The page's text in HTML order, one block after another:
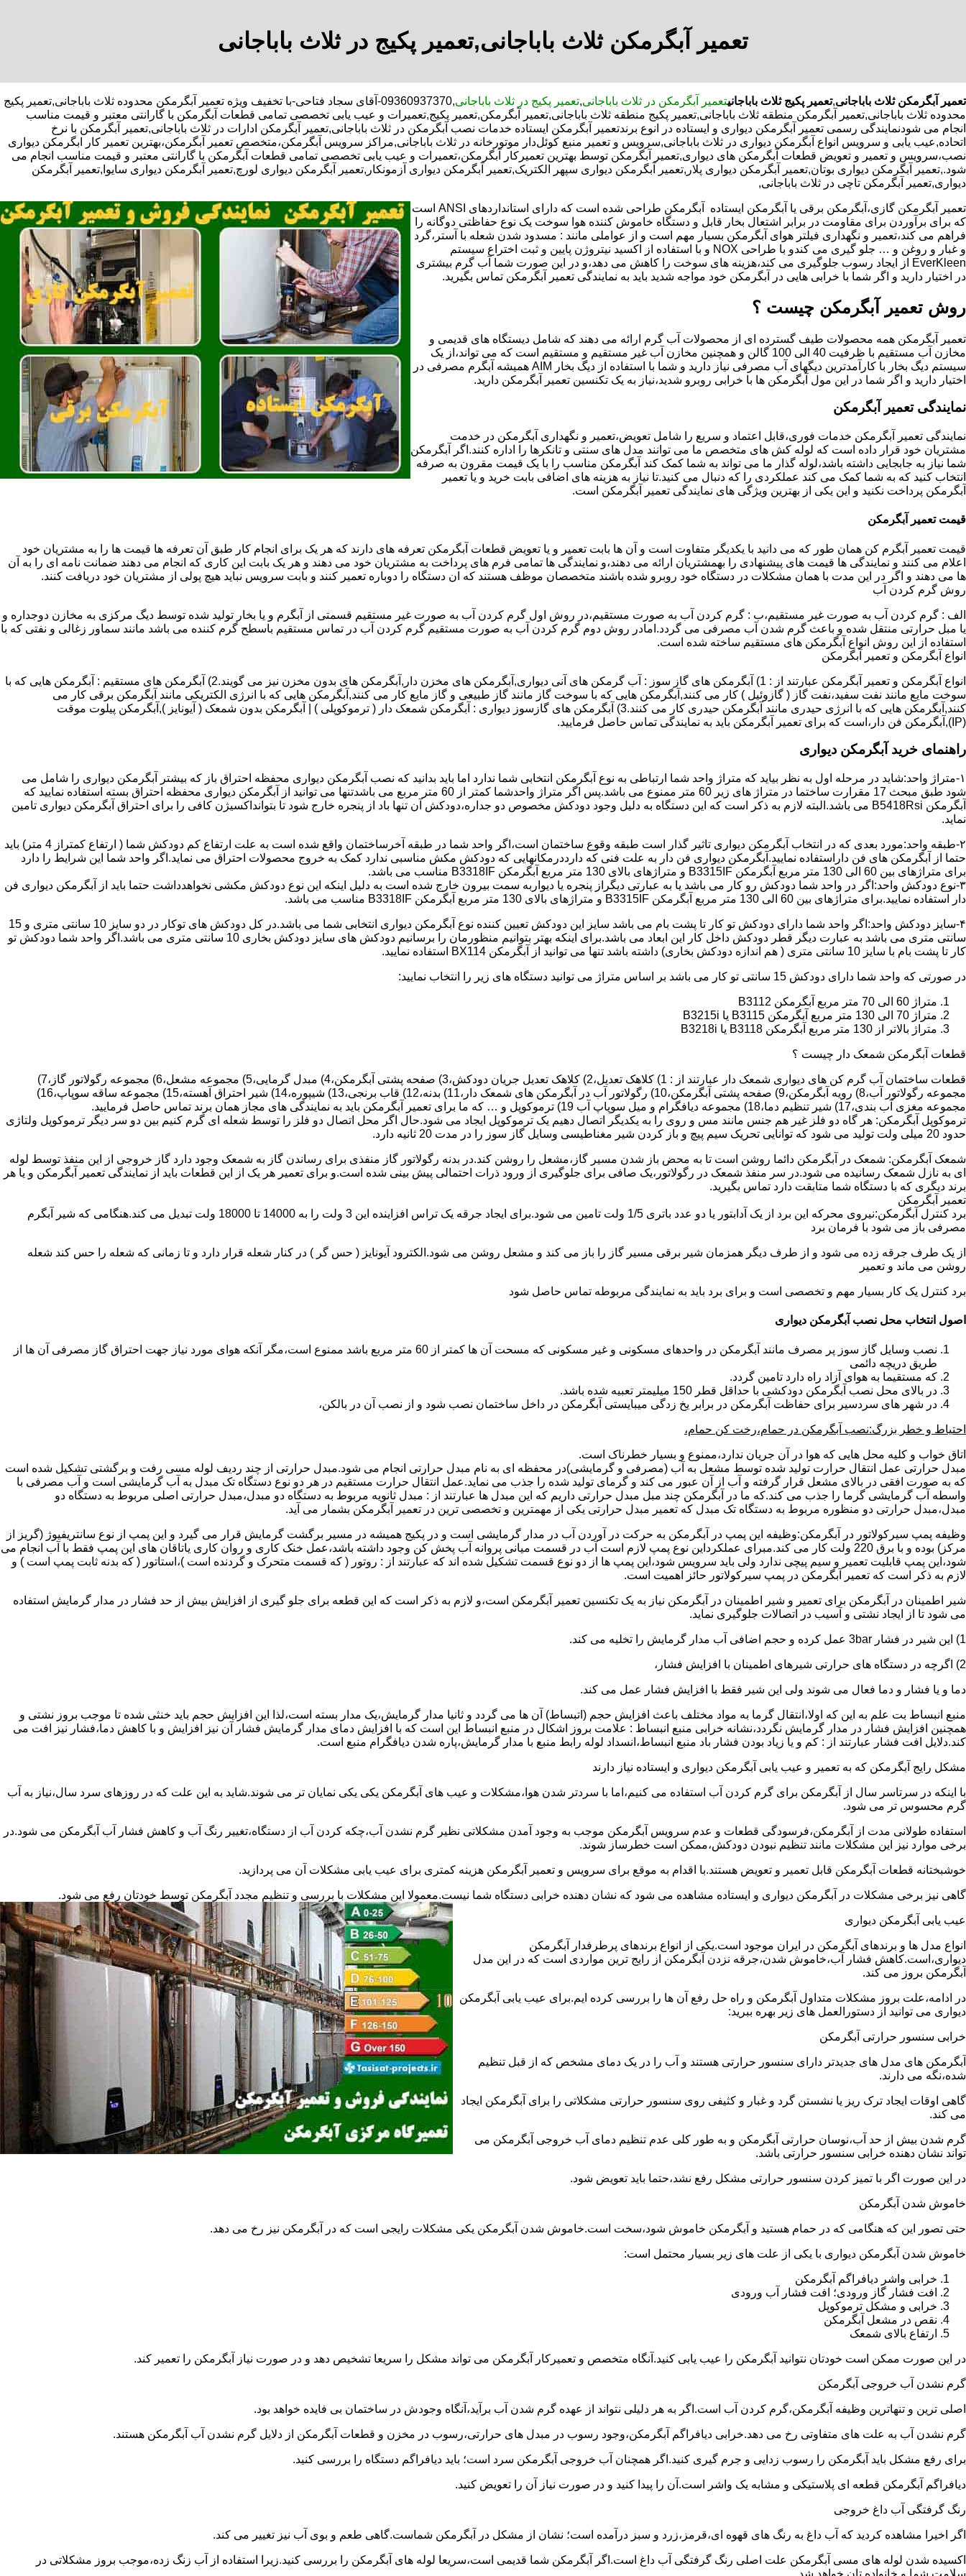
تعمیر آبگرمکن ثلاث باباجانی,تعمیر پکیج در ثلاث باباجانی
تعمیر آبگرمکن ثلاث باباجانی,تعمیر پکیج ثلاث باباجانیتعمیر آبگرمکن در ثلاث باباجانی,تعمیر پکیج در ثلاث باباجانی
,09360937370-آقای سجاد فتاحی-با تخفیف ویژه تعمیر آبگرمکن محدوده ثلاث باباجانی,تعمیر پکیج
محدوده ثلاث باباجانی,تعمیر آبگرمکن منطقه ثلاث باباجانی,تعمیر پکیج منطقه ثلاث باباجانی,تعمیر آبگرمکن,تعمیر پکیج,تعمیرات و عیب یابی تخصصی تمامی قطعات آبگرمکن با گارانتی معتبر و قیمت مناسب
انجام می شودنمایندگی رسمی تعمیر آبگرمکن دیواری و ایستاده در انوع برندتعمیر آبگرمکن ایستاده خدمات نصب آبگرمکن در ثلاث باباجانی,تعمیر آبگرمکن ادارات در ثلاث باباجانی,تعمیر آبگرمکن با نرخ
اتحاده,عیب یابی و سرویس انواع آبگرمکن دیواری در ثلاث باباجانی,سرویس و تعمیر منبع کوئل‌دار موتورخانه در ثلاث باباجانی,مراکز سرویس آبگرمکن،متخصص تعمیر آبگرمکن،بهترین تعمیر کار ابگرمکن دیواری
نصب،سرویس و تعمیر و تعویض قطعات آبگرمکن های دیواری,تعمیر آبگرمکن توسط بهترین تعمیرکار آبگرمکن،تعمیرات و عیب یابی تخصصی تمامی قطعات آبگرمکن با گارانتی معتبر و قیمت مناسب انجام می
شود.,تعمیر آبگرمکن دیواری بوتان,تعمیر آبگرمکن دیواری پلار,تعمیر آبگرمکن دیواری سپهر الکتریک,تعمیر آبگرمکن دیواری آزمونکار,تعمیر آبگرمکن دیواری لورچ,تعمیر آبگرمکن دیواری سایوا,تعمیر آبگرمکن
دیواری,تعمیر آبگرمکن تاچی در ثلاث باباجانی,
تعمیر آبگرمکن گازی،آبگرمکن برقی یا آبگرمکن ایستاده ​ آبگرمکن طراحی شده است که دارای استانداردهای ANSI است
که برای برآوردن برای مقاومت در برابر اشتعال بخار قابل و دستگاه خاموش کننده هوا سوخت یک نوع حفاظتی دوگانه را
فراهم می کند،تعمیر و نگهداری فیلتر هوای آبگرمکن بسیار مهم است و از عواملی مانند : مسدود شدن شعله با آستر،گرد
و غبار و روغن و … جلو گیری می کندو با طراحی NOX و با استفاده از اکسید نیتروژن پایین و ثبت اختراع سیستم
EverKleen از ایجاد رسوب جلوگیری می کند،هزینه های سوخت را کاهش می دهد،و در این صورت شما آب گرم بیشتری
در اختیار دارید و اگر شما با خرابی هایی در آبگرمکن خود مواجه شدید باید به نمایندگی تعمیر آبگرمکن تماس بگیرید.
روش تعمیر آبگرمکن چیست ؟
تعمیر آبگرمکن همه محصولات طیف گسترده ای از محصولات آب گرم ارائه می دهند که شامل دیستگاه های قدیمی و
مخازن آب مستقیم با ظرفیت 40 الی 100 گالن و همچنین مخازن آب غیر مستقیم و مستقیم است که می تواند،از یک
سیستم دیگ بخار با کارآمدترین دیگهای آب مصرفی نیاز دارید و شما با استفاده از دیگ بخار AIM همیشه آبگرم مصرفی در
اختیار دارید و اگر شما در این مول آبگرمکن ها با خرابی روبرو شدید،نیاز به یک تکنسین تعمیر آبگرمکن دارید.
نمایندگی تعمیر آبگرمکن
نمایندگی تعمیر آبگرمکن خدمات فوری،قابل اعتماد و سریع را شامل تعویض،تعمیر و نگهداری آبگرمکن در خدمت
مشتریان خود قرار داده است که لوله کش های متخصص ما می توانند مدل های سنتی و تانکرها را اداره کنند.اگر آبگرمکن
شما نیاز به جابجایی داشته باشد،لوله گذار ما می تواند به شما کمک کند آبگرمکن مناسب را با یک قیمت مقرون به صرفه
انتخاب کنید که به شما کمک می کند عملکردی را که دنبال می کنید.تا نیاز به هزینه های اضافی بابت خرید و یا تعمیر
آبگرمکن پرداخت نکنید و این یکی از بهترین ویژگی های نمایندگی تعمیر آبگرمکن است.
قیمت تعمیر آبگرمکن
قیمت تعمیر آبگرم کن همان طور که می دانید با یکدیگر متفاوت است و آن ها بابت تعمیر و یا تعویض قطعات آبگرمکن تعرفه های دارند که هر یک برای انجام کار طبق آن تعرفه ها قیمت ها را به مشتریان خود
اعلام می کنند و نمایندگی ها قیمت های پیشنهادی را بهمشتریان ارائه می دهند،و نمایندگی ها تمامی فرم های پرداخت به مشتریان خود می دهند و هر یک بابت این کاری که انجام می دهند ضمانت نامه ای را به آن
ها می دهند و اگر در این مدت با همان مشکلات در دستگاه خود روبرو شده باشند متخصصان موظف هستند که ان دستگاه را دوباره تعمیر کنند و بابت سرویس نباید هیچ پولی از مشتریان خود دریافت کنند.
روش گرم کردن آب
الف : گرم کردن آب به صورت غیر مستقیم،ب : گرم کردن آب به صورت مستقیم،در روش اول گرم کردن آب به صورت غیر مستقیم قسمتی از آبگرم و یا بخار تولید شده توسط دیگ مرکزی به مخازن دوجداره و
یا مبل حرارتی منتقل شده و باعث گرم شدن آب مصرفی می گردد.امادر روش دوم گرم کردن آب به صورت مستقیم گرم کردن آب در تماس مستقیم باسطح گرم کننده می باشد مانند سماور زغالی و نفتی که با
استفاده از این روش انواع آبگرمکن های مستقیم ساخته شده است.
انواع آبگرمکن و تعمیر آبگرمکن
انواع آبگرمکن و تعمیر آبگرمکن عبارتند از : 1) آبگرمکن های گاز سوز : آب گرمکن های آنی دیواری,آبگرمکن های مخزن دار,آبگرمکن های بدون مخزن نیز می گویند.2) آبگرمکن های مستقیم : آبگرمکن هایی که با
سوخت مایع مانند نفت سفید،نفت گاز ( گازوئیل ) کار می کنند,آبگرمکن هایی که با سوخت گاز مانند گاز طبیعی و گاز مایع کار می کنند,آبگرمکن هایی که با انرژی الکتریکی مانند آبگرمکن برقی کار می
کنند,آبگرمکن هایی که با انرژی حیدری مانند آبگرمکن حیدری کار می کنند.3) آبگرمکن های گازسوز دیواری : آبگرمکن شمعک دار ( ترموکوپلی ) | آبگرمکن بدون شمعک ( آیونایز ),آبگرمکن پیلوت موقت
(IP),آبگرمکن فن دار،است که برای تعمیر آبگرمکن باید به نمایندگی تماس حاصل فرمایید.
راهنمای خرید آبگرمکن دیواری
۱-متراژ واحد:شاید در مرحله اول به نظر بیاید که متراژ واحد شما ارتباطی به نوع آبگرمکن انتخابی شما ندارد اما باید بدانید که نصب آبگرمکن دیواری محفظه احتراق باز که بیشتر آبگرمکن دیواری را شامل می
شود طبق مبحث 17 مقرارت ساختما در متراژ های زیر 60 متر ممنوع می باشد.پس اگر متراژ واحدشما کمتر از 60 متر مربع می باشدتنها می توانید از آبگرمکن دیواری محفظه احتراق بسته استفاده نمایید که
آبگرمکن B5418Rsi می باشد.البته لازم به ذکر است که این دستگاه به دلیل وجود دودکش مخصوص دو جداره،دودکش آن تنها باد از پنجره خارج شود تا بتوانداکسیژن کافی را برای احتراق آبگرمکن دیواری تامین
نماید.
۲-طبقه واحد:مورد بعدی که در انتخاب آبگرمکن دیواری تاثیر گذار است طبقه وقوع ساختمان است،اگر واحد شما در طبقه آخرساختمان واقع شده است به علت ارتفاع کم دودکش شما ( ارتفاع کمتراز 4 متر) باید
حتما از آبگرمکن های فن داراستفاده نمایید.آبگرمکن دیواری فن دار به علت فنی که دارددرمکانهایی که دودکش مکش مناسبی ندارد کمک به خروج محصولات احتراق می نماید.اگر واحد شما این شرایط را دارد
برای متراژهای بین 60 الی 130 متر مربع آبگرمکن B3315IF و متراژهای بالای 130 متر مربع آبگرمکن B3318IF مناسب می باشد.
۳-نوع دودکش واحد:اگر در واحد شما دودکش رو کار می باشد یا به عبارتی دیگراز پنجره یا دیواربه سمت بیرون خارج شده است به دلیل اینکه این نوع دودکش مکشی نخواهدداشت حتما باید از آبگرمکن دیواری فن
دار استفاده نمایید.برای متراژهای بین 60 الی 130 متر مربع آبگرمکن B3315IF و متراژهای بالای 130 متر مربع آبگرمکن B3318IF مناسب می باشد.
۴-سایز دودکش واحد:اگر واحد شما دارای دودکش تو کار تا پشت بام می باشد سایز این دودکش تعیین کننده نوع آبگرمکن دیواری انتخابی شما می باشد.در کل دودکش های توکار در دو سایز 10 سانتی متری و 15
سانتی متری می باشد به عبارت دیگر قطر دودکش داخل کار این ابعاد می باشد.برای اینکه بهتر بتوانیم منظورمان را برسانیم دودکش های سایز دودکش بخاری 10 سانتی متری می باشد.اگر واحد شما دودکش تو
کار تا پشت بام با سایز 10 سانتی متری ( هم اندازه دودکش بخاری) داشته باشد تنها می توانید از آبگرمکن BX114 استفاده نمایید.
در صورتی که واحد شما دارای دودکش 15 سانتی تو کار می باشد بر اساس متراژ می توانید دستگاه های زیر را انتخاب نمایید:
متراژ 60 الی 70 متر مربع آبگرمکن B3112
متراژ 70 الی 130 متر مربع آبگرمکن B3115 یا B3215i
متراژ بالاتر از 130 متر مربع آبگرمکن B3118 یا B3218i
قطعات آبگرمکن شمعک دار چیست ؟
قطعات ساختمان آب گرم کن های دیواری شمعک دار عبارتند از : 1) کلاهک تعدیل،2) کلاهک تعدیل جریان دودکش،3) صفحه پشتی آبگرمکن،4) مبدل گرمایی،5) مجموعه مشعل،6) مجموعه رگولاتور گاز،7)
مجموعه رگولاتور آب،8) رویه آبگرمکن،9) صفحه پشتی آبگرمکن،10) رگولاتور آب در آبگرمکن های شمعک دار،11) بدنه،12) قاب برنجی،13) شیپوره،14) شیر احتراق آهسته،15) مجموعه ساقه سوپاپ،16)
مجموعه مغزی آب بندی،17) شیر تنظیم دما،18) مجموعه دیافگرام و میل سوپاپ آب 19) ترموکوپل و … که ما برای تعمیر آبگرمکن باید به نمایندگی های مجاز همان برند تماس حاصل فرمایید.
ترموکوپل آبگرمکن: هر گاه دو فلز غیر هم جنس مانند مس و روی را به یکدیگر اتصال دهیم یک ترموکوپل ایجاد می شود.حال اگر محل اتصال دو فلز را توسط شعله ای گرم کنیم بین دو سر دیگر ترموکوپل ولتاژی
حدود 20 میلی ولت تولید می شود که توانایی تحریک سیم پیچ و باز کردن شیر مغناطیسی وسایل گاز سوز را در مدت 20 ثانیه دارد.
شمعک آبگرمکن: شمعک در آبگرمکن دائما روشن است تا به محض باز شدن مسیر گاز،مشعل را روشن کند.در بدنه رگولاتور گاز منفذی برای رساندن گاز به شمعک وجود دارد گاز خروجی از این منفذ توسط لوله
ای به نازل شمعک رسانیده می شود.در سر منفذ شمعک در رگولاتور،یک صافی برای جلوگیری از ورود ذرات احتمالی پیش بینی شده است.و برای تعمیر هر یک از این قطعات باید از نمایندگی تعمیر آبگرمکن و یا هر
برند دیگری که با دستگاه شما متابقت دارد تماس بگیرید.
تعمیر آبگرمکن
برد کنترل آبگرمکن:نیروی محرکه این برد از یک آدابتور یا دو عدد باتری 1/5 ولت تامین می شود.برای ایجاد جرقه یک تراس افزاینده این 3 ولت را به 14000 تا 18000 ولت تبدیل می کند.هنگامی که شیر آبگرم
مصرفی باز می شود با فرمان برد
از یک طرف جرقه زده می شود و از طرف دیگر همزمان شیر برقی مسیر گاز را باز می کند و مشعل روشن می شود.الکترود آیونایز ( حس گر ) در کنار شعله قرار دارد و تا زمانی که شعله را حس کند شعله
روشن می ماند و تعمیر
برد کنترل یک کار بسیار مهم و تخصصی است و برای برد باید به نمایندگی مربوطه تماس حاصل شود
اصول انتخاب محل نصب آبگرمکن دیواری
نصب وسایل گاز سوز پر مصرف مانند آبگرمکن در واحدهای مسکونی و غیر مسکونی که مسحت آن ها کمتر از 60 متر مربع باشد ممنوع است،مگر آنکه هوای مورد نیاز جهت احتراق گاز مصرفی آن ها از
طریق دریچه دائمی
که مستقیما به هوای آزاد راه دارد تامین گردد.
در بالای محل نصب آبگرمکن دودکشی با حداقل قطر 150 میلیمتر تعبیه شده باشد.
در شهر های سردسیر برای حفاظت آبگرمکن در برابر یخ زدگی میبایستی آبگرمکن در داخل ساختمان نصب شود و از نصب آن در بالکن،
احتیاط و خطر بزرگ:نصب آبگرمکن در حمام،رخت کن حمام،
اتاق خواب و کلیه محل هایی که هوا در آن جریان ندارد،ممنوع و بسیار خطرناک است.
مبدل حرارتی عمل انتقال حرارت تولید شده توسط مشعل به آب (مصرفی و گرمایشی)در محفظه ای به نام مبدل حرارتی انجام می شود.مبدل حرارتی از چند ردیف لوله مسی رفت و برگشتی تشکیل شده است
که به صورت افقی در بالای مشعل قرار گرفته و آب از آن عبور می کند و گرمای تولید شده را جذب می نماید.عمل انتقال حرارت مستقیم در هر دو نوع دستگاه تک مبدل به آب گرمایشی است و آب مصرفی با
واسطه آب گرمایشی گرما را جذب می کند.که ما در آبگرمکن چند مبل مبدل حرارتی داریم که این مبدل ها عبارتند از : مبدل ثانویه مربوط به دستگاه دو مبدل،مبدل حرارتی اصلی مربوط به دستگاه دو
مبدل،مبدل حرارتی دو منظوره مربوط به دستگاه تک مبدل که تعمیر مبدل حرارتی یکی از مهمترین و تخصصی ترین در تعمیر آبگرمکن بشمار می آید.
وظیفه پمپ سیرکولاتور در آبگرمکن:وظیفه این پمپ در آبگرمکن به حرکت در آوردن آب در مدار گرمایشی است و در پکیج همیشه در مسیر برگشت گرمایش قرار می گیرد و این پمپ از نوع سانتریفیوژ (گریز از
مرکز) بوده و با برق 220 ولت کار می کند.مبرای عملکرداین نوع پمپ لازم است آب در قسمت میانی پروانه آب پخش کن وجود داشته باشد،عمل خنک کاری و روان کاری یاتاقان های این پمپ فقط با آب انجام می
شود،این پمپ قابلیت تعمیر و سیم پیچی ندارد ولی باید سرویس شود،این پمپ ها از دو نوع قسمت تشکیل شده اند که عبارتند از : روتور ( که قسمت متحرک و گردنده است )،استاتور ( که بدنه ثابت پمپ است ) و
لازم به ذکر است که تعمیر آبگرمکن در پمپ سیرکولاتور حائز اهمیت است.
شیر اطمینان در آبگرمکن برای تعمیر و شیر اطمینان در آبگرمکن نیاز به یک تکنسین تعمیر آبگرمکن است،و لازم به ذکر است که این قطعه برای جلو گیری از افزایش بیش از حد فشار در مدار گرمایش استفاده
می شود تا از ایجاد نشتی و آسیب در اتصالات جلوگیری نماید.
1) این شیر در فشار 3bar عمل کرده و حجم اضافی آب مدار گرمایش را تخلیه می کند.
2) اگرچه در دستگاه های حرارتی شیرهای اطمینان با افزایش فشار،
دما و یا فشار و دما فعال می شوند ولی این شیر فقط با افزایش فشار عمل می کند.
منبع انبساط بت علم به این که اولا،انتقال گرما به مواد مختلف باعث افزایش حجم (اتبساط) آن ها می گردد و ثانیا مدار گرمایش،یک مدار بسته است،لذا این افزایش حجم باید خنثی شده تا موجب بروز نشتی و
همچنین افزایش فشار در مدار گرمایش نگردد،نشانه خرابی منبع انبساط : علامت بروز اشکال در منبع انبساط این است که با افزایش دمای مدار گرمایش فشار آن نیز افزایش و با کاهش دما،فشار نیز افت می
کند.دلایل افت فشار عبارتند از : کم و یا زیاد بودن فشار باد منبع انبساط،انسداد لوله رابط منبع با مدار گرمایش،پاره شدن دیافگرام منبع است.
مشکل رایج آبگرمکن که به تعمیر و عیب یابی آبگرمکن دیواری و ایستاده نیاز دارند
با اینکه در سرتاسر سال از آبگرمکن برای گرم کردن آب استفاده می کنیم،اما با سردتر شدن هوا،مشکلات و عیب های آبگرمکن یکی یکی نمایان تر می شوند.شاید به این علت که در روزهای سرد سال،نیاز به آب
گرم محسوس تر می شود.
استفاده طولانی مدت از آبگرمکن،فرسودگی قطعات و عدم سرویس آبگرمکن موجب به وجود آمدن مشکلاتی نظیر گرم نشدن آب،چکه کردن آب از دستگاه،تغییر رنگ آب و کاهش فشار آب آبگرمکن می شود.در
برخی موارد نیز این مشکلات مانند تنظیم نبودن دودکش،ممکن است خطرساز شوند.
خوشبختانه قطعات آبگرمکن قابل تعمیر و تعویض هستند.با اقدام به موقع برای سرویس و تعمیر آبگرمکن هزینه کمتری برای عیب یابی مشکلات آن می پردازید.
گاهی نیز برخی مشکلات در آبگرمکن دیواری و ایستاده مشاهده می شود که نشان دهنده خرابی دستگاه شما نیست.معمولا این مشکلات با بررسی و تنظیم مجدد آبگرمکن توسط خودتان رفع می شود.
عیب یابی آبگرمکن دیواری
انواع مدل ها و برندهای آبگرمکن در ایران موجود است.یکی از انواع برندهای پرطرفدار آبگرمکن
دیواری،است.کاهش فشار آب،خاموش شدن،جرقه نزدن آبگرمکن از رایج ترین مواردی است که در این مدل
آبگرمکن بروز می کند.
در ادامه،علت بروز مشکلات متداول آبگرمکن و راه حل رفع آن ها را بررسی کرده ایم.برای عیب یابی آبگرمکن
دیواری می توانید از دستورالعمل های زیر بهره ببرید:
خرابی سنسور حرارتی آبگرمکن
آبگرمکن های مدل های جدیدتر دارای سنسور حرارتی هستند و آب را در یک دمای مشخص که از قبل تنظیم
شده،نگه می دارند.
گاهی اوقات ایجاد ترک ریز یا نشستن گرد و غبار و کثیفی روی سنسور حرارتی مشکلاتی را برای آبگرمکن ایجاد
می کند.
گرم شدن بیش از حد آب،نوسان حرارتی آبگرمکن و به طور کلی عدم تنظیم دمای آب خروجی آبگرمکن می
تواند نشان دهنده خرابی سنسور حرارتی باشد.
در این صورت اگر با تمیز کردن سنسور حرارتی مشکل رفع نشد،حتما باید تعویض شود.
خاموش شدن آبگرمکن
حتی تصور این که هنگامی که در حمام هستید و آبگرمکن خاموش شود،سخت است.خاموش شدن آبگرمکن یکی مشکلات رایجی است که در آبگرمکن نیز رخ می دهد.
خاموش شدن آبگرمکن دیواری با یکی از علت های زیر بسیار محتمل است:
خرابی واشر دیافراگم آبگرمکن
افت فشار گاز ورودی؛ افت فشار آب ورودی
خرابی و مشکل ترموکوپل
نقص در مشعل آبگرمکن
ارتفاع بالای شمعک
در این صورت ممکن است خودتان نتوانید آبگرمکن را عیب یابی کنید.آنگاه متخصص و تعمیرکار آبگرمکن می تواند مشکل را سریعا تشخیص دهد و در صورت نیاز آبگرمکن را تعمیر کند.
گرم نشدن آب خروجی آبگرمکن
اصلی ترین و تنهاترین وظیفه آبگرمکن،گرم کردن آب است.اگر به هر دلیلی نتواند از عهده گرم شدن آب برآید،آنگاه وجودش در ساختمان بی فایده خواهد بود.
گرم نشدن آب به علت های متفاوتی رخ می دهد.خرابی دیافراگم آبگرمکن،وجود رسوب در مبدل های حرارتی،رسوب در مخزن و قطعات آبگرمکن از دلایل گرم نشدن آب آبگرمکن هستند.
برای رفع مشکل باید آبگرمکن را رسوب زدایی و جرم گیری کنید.اگر همچنان آب خروجی آبگرمکن سرد است؛ باید دیافراگم دستگاه را بررسی کنید.
دیافراگم آبگرمکن قطعه ای پلاستیکی و مشابه یک واشر است.آن را پیدا کنید و در صورت نیاز آن را تعویض کنید.
رنگ گرفتگی آب داغ خروجی
اگر اخیرا مشاهده کردید که آب داغ به رنگ های قهوه ای،قرمز،زرد و سبز درآمده است؛ نشان از مشکل در آبگرمکن شماست.گاهی طعم و بوی آب نیز تغییر می کند.
اکسیده شدن لوله های مسی آبگرمکن علت اصلی رنگ گرفتگی آب داغ است.اگر آبگرمکن شما قدیمی است،سریعا لوله های آبگرمکن را بررسی کنید.زیرا استفاده از آب زنگ زده،موجب بروز مشکلاتی در
سلامت شما و خانواده تان خواهد شد.